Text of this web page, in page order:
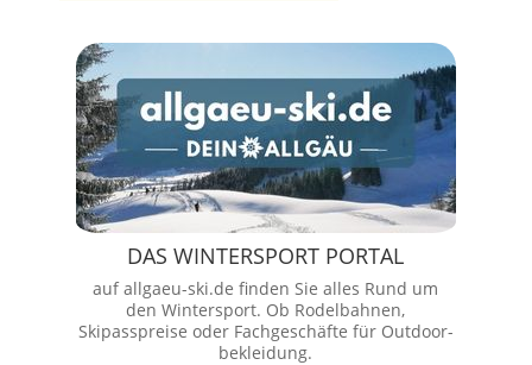
DAS WINTERSPORT PORTAL
auf allgaeu-ski.de finden Sie alles Rund um
den Wintersport. Ob Rodelbahnen,
Skipasspreise oder Fachgeschäfte für Outdoor-
bekleidung.